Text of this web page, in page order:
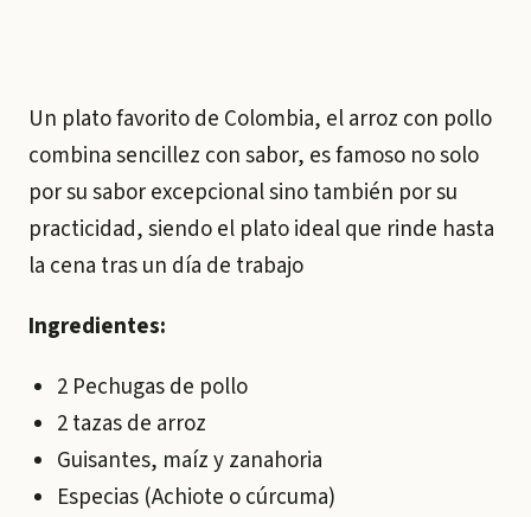
Un plato favorito de Colombia, el arroz con pollo
combina sencillez con sabor, es famoso no solo
por su sabor excepcional sino también por su
practicidad, siendo el plato ideal que rinde hasta
la cena tras un día de trabajo
Ingredientes:
2 Pechugas de pollo
2 tazas de arroz
Guisantes, maíz y zanahoria
Especias (Achiote o cúrcuma)